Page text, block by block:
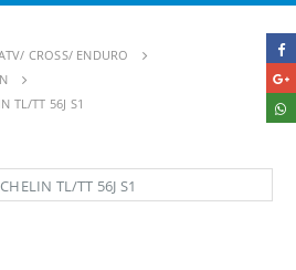
CROSS/ ENDURO
TL/TT 56J S1